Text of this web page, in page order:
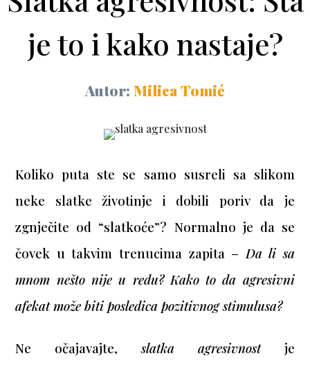
je to i kako nastaje?
Autor: Milica Tomić
Koliko puta ste se samo susreli sa slikom
neke slatke životinje i dobili poriv da je
zgnječite od “slatkoće”? Normalno je da se
čovek u takvim trenucima zapita –Da li sa
mnom nešto nije u redu? Kako to da agresivni
afekat može biti posledica pozitivnog stimulusa?
Ne očajavajte,slatka agresivnost je